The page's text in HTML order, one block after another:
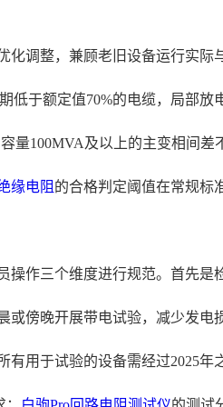
调整，兼顾老旧设备运行实
于额定值70%的电缆，局部
量100MVA及以上的主变相间
缘电阻 的合格判定阈值在常规标
操作三个维度进行规范。首先
傍晚开展带电试验，减少发
用于试验的设备需经过2025